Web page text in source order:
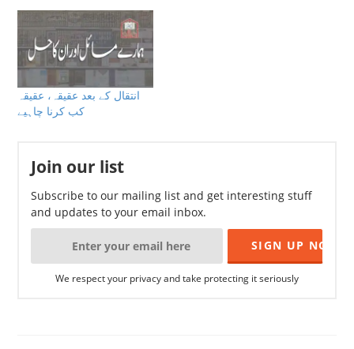
انتقال کے بعد عقیقہ، عقیقہ
کب کرنا چاہیے
Join our list
Subscribe to our mailing list and get interesting stuff
and updates to your email inbox.
We respect your privacy and take protecting it seriously